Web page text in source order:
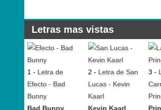
Letras mas vistas
1 - Letra de
Efecto - Bad
Bunny
Bad Bunny
2 - Letra de San
Lucas - Kevin
Kaarl
Kevin Kaarl
3 -